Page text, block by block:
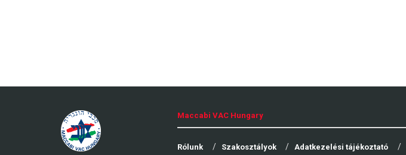
Maccabi VAC Hungary
Rólunk Szakosztályok Adatkezelési tájékoztató